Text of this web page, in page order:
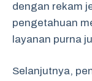
dengan rekam
pengetahuan
layanan purna
Selanjutnya,